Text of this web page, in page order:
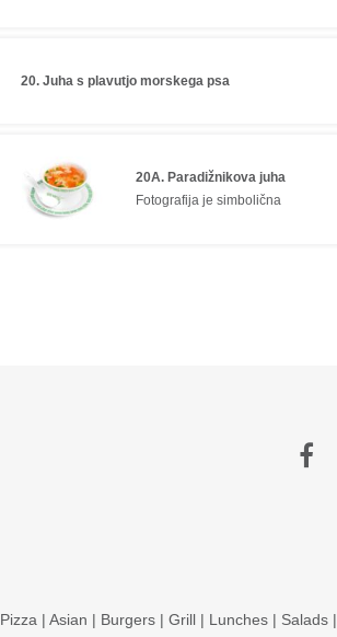
20. Juha s plavutjo morskega psa
20A. Paradižnikova juha
Fotografija je simbolična
Pizza | Asian | Burgers| Grill| Lunches| Salads|